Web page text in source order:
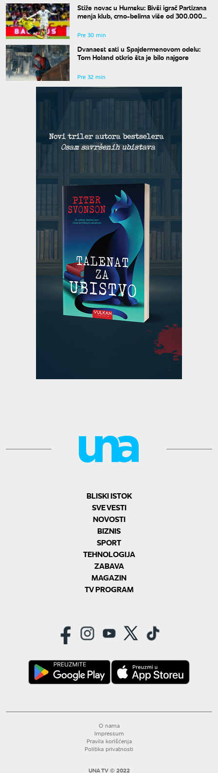
Stiže novac u Humsku: Bivši igrač Partizana
menja klub, crno-belima više od 300.000
Pre 30 min
Dvanaest sati u Spajdermenovom odelu:
Tom Holand otkrio šta je bilo najgore
Pre 32 min
BLISKI ISTOK
SVE VESTI
NOVOSTI
BIZNIS
SPORT
TEHNOLOGIJA
ZABAVA
MAGAZIN
TV PROGRAM
O nama
Impressum
Pravila korišćenja
Politika privatnosti
UNA TV © 2022